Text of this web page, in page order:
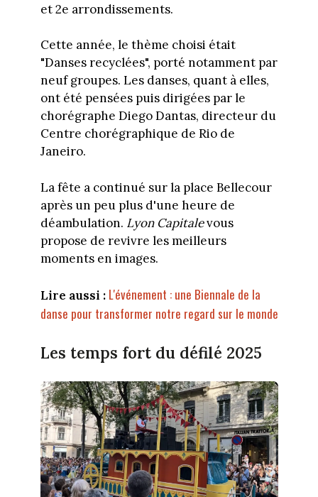
et 2e arrondissements.
Cette année, le thème choisi était
"Danses recyclées", porté notamment par
neuf groupes. Les danses, quant à elles,
ont été pensées puis dirigées par le
chorégraphe Diego Dantas, directeur du
Centre chorégraphique de Rio de
Janeiro.
La fête a continué sur la place Bellecour
après un peu plus d'une heure de
déambulation. Lyon Capitalevous
propose de revivre les meilleurs
moments en images.
Lire aussi : L'événement : une Biennale de la
danse pour transformer notre regard sur le monde
Les temps fort du défilé 2025